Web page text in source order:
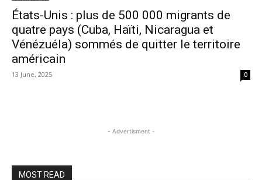
États-Unis : plus de 500 000 migrants de
quatre pays (Cuba, Haïti, Nicaragua et
Vénézuéla) sommés de quitter le territoire
américain
13 June, 2025 0
- Advertisment -
MOST READ